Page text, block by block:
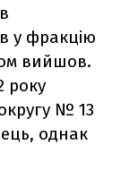
у фракцію
вийшов.
року
№ 13
однак